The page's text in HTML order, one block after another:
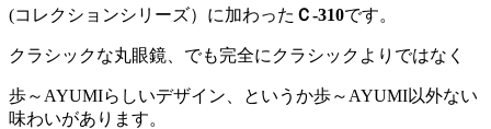
(コレクションシリーズ）に加わった Ｃ-310です。
クラシックな丸眼鏡、でも完全にクラシックよりではなく
歩～AYUMIらしいデザイン、というか歩～AYUMI以外ない
味わいがあります。